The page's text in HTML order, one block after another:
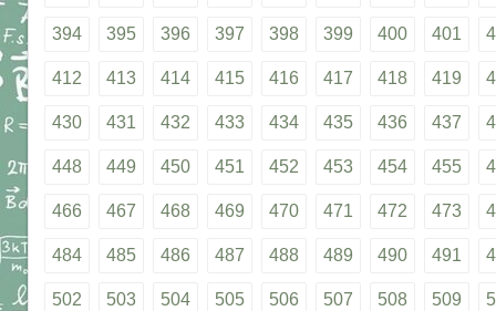
394 395 396 397 398 399 400 401
412 413 414 415 416 417 418 419
430 431 432 433 434 435 436 437
448 449 450 451 452 453 454 455
466 467 468 469 470 471 472 473
484 485 486 487 488 489 490 491
502 503 504 505 506 507 508 509